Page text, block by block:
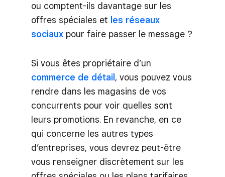
ou comptent-ils davantage sur les
offres spéciales et les réseaux
sociaux pour faire passer le message ?
Si vous êtes propriétaire d’un
commerce de détail, vous pouvez vous
rendre dans les magasins de vos
concurrents pour voir quelles sont
leurs promotions. En revanche, en ce
qui concerne les autres types
d’entreprises, vous devrez peut-être
vous renseigner discrètement sur les